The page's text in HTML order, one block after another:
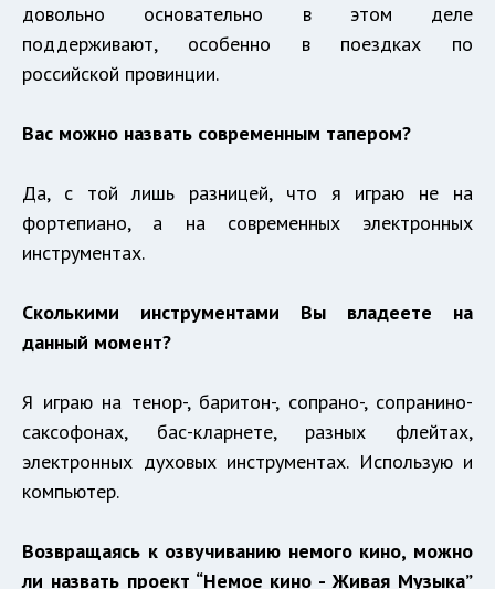
довольно основательно в этом деле
поддерживают, особенно в поездках по
российской провинции.
Вас можно назвать современным тапером?
Да, с той лишь разницей, что я играю не на
фортепиано, а на современных электронных
инструментах.
Сколькими инструментами Вы владеете на
данный момент?
Я играю на тенор-, баритон-, сопрано-, сопранино-
саксофонах, бас-кларнете, разных флейтах,
электронных духовых инструментах. Использую и
компьютер.
Возвращаясь к озвучиванию немого кино, можно
ли назвать проект “Немое кино - Живая Музыка”